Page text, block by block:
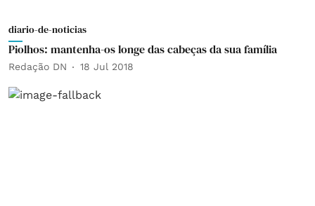
diario-de-noticias
Piolhos: mantenha-os longe das cabeças da sua família
Redação DN 18 Jul 2018